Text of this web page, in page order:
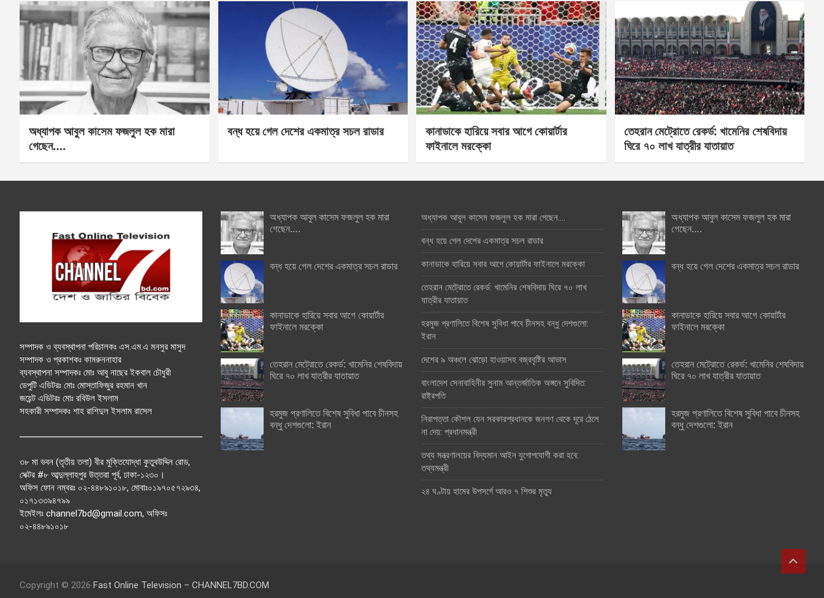
অধ্যাপক আবুল কাসেম ফজলুল হক মারা
গেছেন….
বন্ধ হয়ে গেল দেশের একমাত্র সচল রাডার
কানাডাকে হারিয়ে সবার আগে কোয়ার্টার
ফাইনালে মরক্কো
তেহরান মেট্রোতে রেকর্ড: খামেনির শেষবিদায়
ঘিরে ৭০ লাখ যাত্রীর যাতায়াত
সম্পাদক ও ব্যবস্থাপনা পরিচালকঃ এস.এম.এ মনসুর মাসুদ
সম্পাদক ও প্রকাশকঃ কামরুননাহার
ব্যবস্থাপনা সম্পাদকঃ মোঃ আবু নাছের ইকবাল চৌধুরী
ডেপুটি এডিটরঃ মোঃ মোস্তাফিজুর রহমান খান
জয়েন্ট এডিটরঃ মোঃ রবিউল ইসলাম
সহকারী সম্পাদকঃ শাহ রাশিদুল ইসলাম রাসেল
৩৮ মা ভবন (তৃতীয় তলা) বীর মুক্তিযোদ্ধা কুতুবউদ্দিন রোড,
সেক্টর #৮ আব্দুল্লাহপুর উত্তরা পূর্ব, ঢাকা-১২৩০।
অফিস ফোন নম্বরঃ ০২-৪৪৮৯১০১৮, মোবাঃ০১৯৭০৫৭২৯৩৪,
০১৭১৩৩৯৪৭৯৯
ইমেইলঃ channel7bd@gmail.com, অফিসঃ
০২-৪৪৮৯১০১৮
অধ্যাপক আবুল কাসেম ফজলুল হক মারা
গেছেন….
বন্ধ হয়ে গেল দেশের একমাত্র সচল রাডার
কানাডাকে হারিয়ে সবার আগে কোয়ার্টার
ফাইনালে মরক্কো
তেহরান মেট্রোতে রেকর্ড: খামেনির শেষবিদায়
ঘিরে ৭০ লাখ যাত্রীর যাতায়াত
হরমুজ প্রণালিতে বিশেষ সুবিধা পাবে চীনসহ
বন্ধু দেশগুলো: ইরান
অধ্যাপক আবুল কাসেম ফজলুল হক মারা গেছেন….
বন্ধ হয়ে গেল দেশের একমাত্র সচল রাডার
কানাডাকে হারিয়ে সবার আগে কোয়ার্টার ফাইনালে মরক্কো
তেহরান মেট্রোতে রেকর্ড: খামেনির শেষবিদায় ঘিরে ৭০ লাখ
যাত্রীর যাতায়াত
হরমুজ প্রণালিতে বিশেষ সুবিধা পাবে চীনসহ বন্ধু দেশগুলো:
ইরান
দেশের ৯ অঞ্চলে ঝোড়ো হাওয়াসহ বজ্রবৃষ্টির আভাস
বাংলাদেশ সেনাবাহিনীর সুনাম আন্তর্জাতিক অঙ্গনে সুবিদিত:
রাষ্ট্রপতি
নিরাপত্তা কৌশল যেন সরকারপ্রধানকে জনগণ থেকে দূরে ঠেলে
না দেয়: প্রধানমন্ত্রী
তথ্য মন্ত্রণালয়ের বিদ্যমান আইন যুগোপযোগী করা হবে:
তথ্যমন্ত্রী
২৪ ঘণ্টায় হামের উপসর্গে আরও ৭ শিশুর মৃত্যু
অধ্যাপক আবুল কাসেম ফজলুল হক মারা
গেছেন….
বন্ধ হয়ে গেল দেশের একমাত্র সচল রাডার
কানাডাকে হারিয়ে সবার আগে কোয়ার্টার
ফাইনালে মরক্কো
তেহরান মেট্রোতে রেকর্ড: খামেনির শেষবিদায়
ঘিরে ৭০ লাখ যাত্রীর যাতায়াত
হরমুজ প্রণালিতে বিশেষ সুবিধা পাবে চীনসহ
বন্ধু দেশগুলো: ইরান
Copyright © 2026 Fast Online Television – CHANNEL7BD.COM